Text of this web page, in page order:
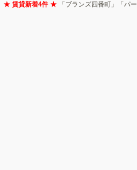
★ 賃貸新着4件 ★
「ブランズ四番町」「パ